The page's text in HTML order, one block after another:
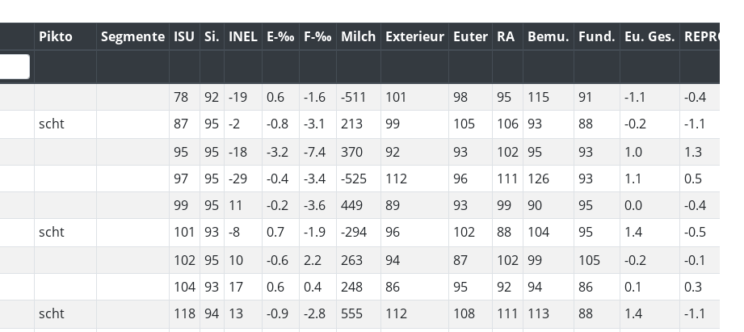
Pikto Segmente ISU Si. INEL E-‰ F-‰ Milch Exterieur Euter RA Bemu. Fund. Eu. Ges. REPRO
78 92 -19 0.6 -1.6 -511 101 98 95 115 91 -1.1 -0.4
scht 87 95 -2 -0.8 -3.1 213 99 105 106 93 88 -0.2 -1.1
95 95 -18 -3.2 -7.4 370 92 93 102 95 93 1.0 1.3
97 95 -29 -0.4 -3.4 -525 112 96 111 126 93 1.1 0.5
99 95 11 -0.2 -3.6 449 89 93 99 90 95 0.0 -0.4
scht 101 93 -8 0.7 -1.9 -294 96 102 88 104 95 1.4 -0.5
102 95 10 -0.6 2.2 263 94 87 102 99 105 -0.2 -0.1
104 93 17 0.6 0.4 248 86 95 92 94 86 0.1 0.3
scht 118 94 13 -0.9 -2.8 555 112 108 111 113 88 1.4 -1.1